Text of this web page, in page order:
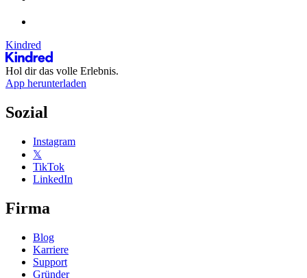
Kindred
Hol dir das volle Erlebnis.
App herunterladen
Sozial
Instagram
𝕏
TikTok
LinkedIn
Firma
Blog
Karriere
Support
Gründer